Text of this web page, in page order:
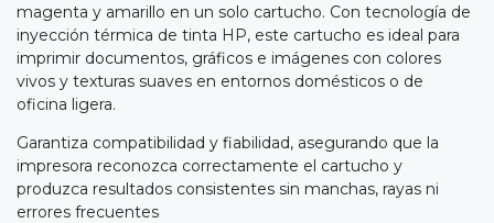
magenta y amarillo en un solo cartucho. Con tecnología de
inyección térmica de tinta HP, este cartucho es ideal para
imprimir documentos, gráficos e imágenes con colores
vivos y texturas suaves en entornos domésticos o de
oficina ligera.
Garantiza compatibilidad y fiabilidad, asegurando que la
impresora reconozca correctamente el cartucho y
produzca resultados consistentes sin manchas, rayas ni
errores frecuentes